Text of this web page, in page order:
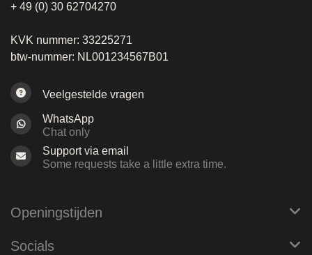
+ 49 (0) 30 62704270
KVK nummer: 33225271
btw-nummer: NL001234567B01
Veelgestelde vragen
WhatsApp
Chat only
Support via email
Some requests take a little extra time.
Openingstijden
Socials